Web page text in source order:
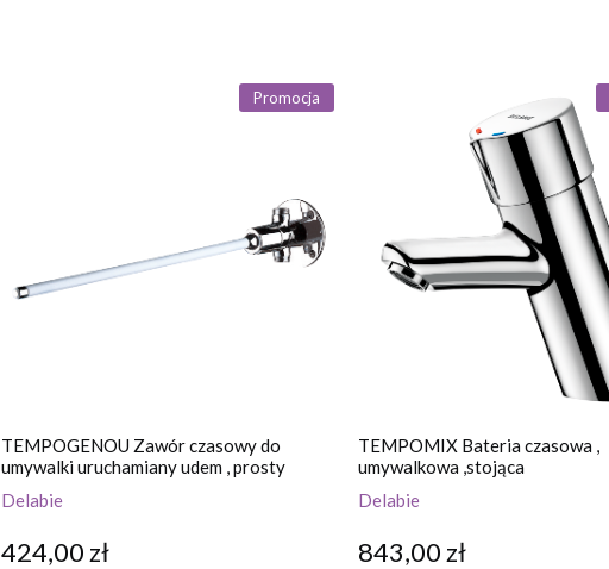
TEMPOGENOU Zawór czasowy do
umywalki uruchamiany udem , prosty
Delabie
424,00 zł
Promocja
TEMPOMIX Bateria czasowa ,
umywalkowa ,stojąca
Delabie
843,00 zł